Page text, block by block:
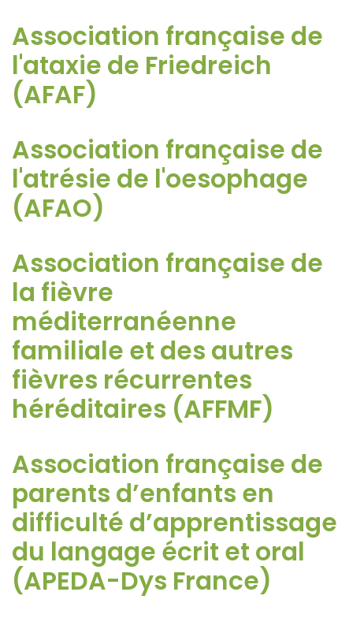
Association française de
l'ataxie de Friedreich
(AFAF)
Association française de
l'atrésie de l'oesophage
(AFAO)
Association française de
la fièvre
méditerranéenne
familiale et des autres
fièvres récurrentes
héréditaires (AFFMF)
Association française de
parents d’enfants en
difficulté d’apprentissage
du langage écrit et oral
(APEDA-Dys France)